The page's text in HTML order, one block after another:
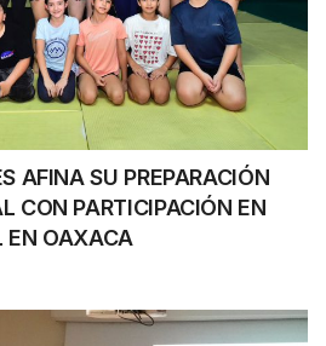
AFINA SU PREPARACIÓN
CON PARTICIPACIÓN EN
EN OAXACA